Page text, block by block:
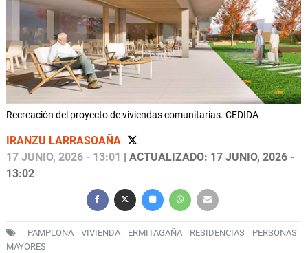
Recreación del proyecto de viviendas comunitarias. CEDIDA
IRANZU LARRASOAÑA
17 JUNIO, 2026 - 13:01
| ACTUALIZADO: 17 JUNIO, 2026 -
13:02
PAMPLONA VIVIENDA ERMITAGAÑA RESIDENCIAS
PERSONAS
MAYORES